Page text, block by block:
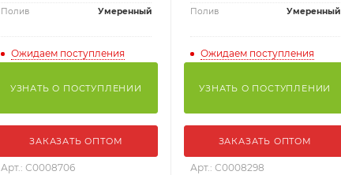
Полив Умеренный
Ожидаем поступления
УЗНАТЬ О ПОСТУПЛЕНИИ
ЗАКАЗАТЬ ОПТОМ
Арт.: С0008706
Полив Умеренный
Ожидаем поступления
УЗНАТЬ О ПОСТУПЛЕНИИ
ЗАКАЗАТЬ ОПТОМ
Арт.: С0008298